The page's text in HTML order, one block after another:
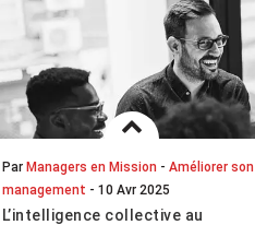
Par Managers en Mission - Améliorer son
management - 10 Avr 2025
L’intelligence collective au